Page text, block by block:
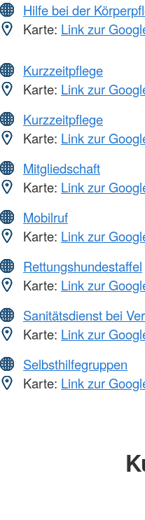
Hilfe bei der
Karte: Link zur
Kurzzeitpflege
Karte: Link zur
Kurzzeitpflege
Karte: Link zur
Mitgliedschaft
Karte: Link zur
Mobilruf
Karte: Link zur
Rettungshundestaffel
Karte: Link zur
Sanitätsdienst bei
Karte: Link zur
Selbsthilfegruppen
Karte: Link zur